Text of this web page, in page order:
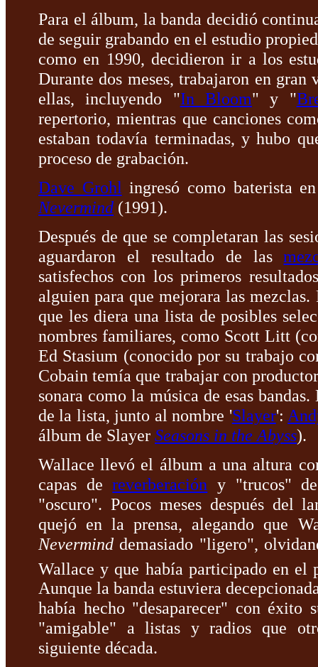
Para el álbum, la banda decidió
de seguir grabando en el estudio
como en 1990, decidieron ir a los
Durante dos meses, trabajaron en gran
ellas, incluyendo "In Bloom" y "
repertorio, mientras que canciones
estaban todavía terminadas, y hubo
proceso de grabación.
Dave Grohl ingresó como baterista
Nevermind (1991).
Después de que se completaran las
aguardaron el resultado de las
satisfechos con los primeros
alguien para que mejorara las
que les diera una lista de posibles
nombres familiares, como Scott Litt
Ed Stasium (conocido por su trabajo
Cobain temía que trabajar con
sonara como la música de esas
de la lista, junto al nombre 'Slayer':
álbum de Slayer Seasons in the Abyss).
Wallace llevó el álbum a una altura
capas dereverberación y "trucos"
"oscuro". Pocos meses después del
quejó en la prensa, alegando que
Nevermind demasiado "ligero",
Wallace y que había participado en el
Aunque la banda estuviera
había hecho "desaparecer" con éxito
"amigable" a listas y radios que
siguiente década.